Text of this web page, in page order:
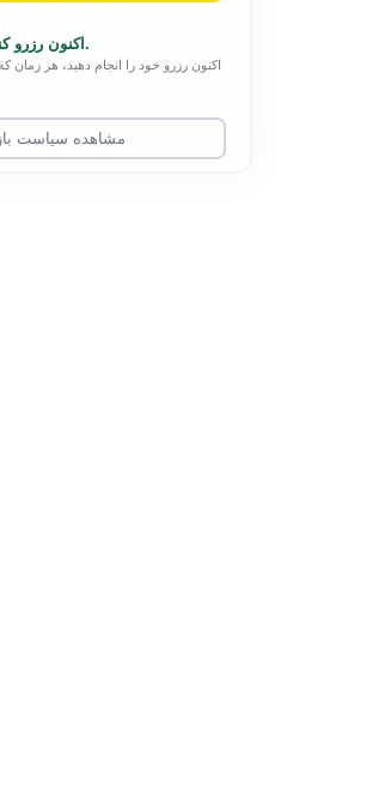
اکنون رزرو کنید و بعداً پرداخت کنید.
اکنون رزرو خود را انجام دهید، هر زمان
مشاهده سیاست